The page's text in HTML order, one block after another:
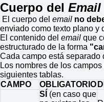
Cuerpo del Email
El cuerpo del email no
enviado como texto plano y
El contenido del email que
estructurado de la forma
Cada campo está separado
Los nombres de los
siguientes tablas.
CAMPO
OBLIGATORIO
SÍ (en caso que